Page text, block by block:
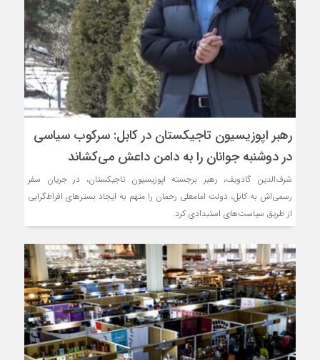
مذاکره تحمیلی، جنگ تحمیلی، صلح
رهبر اپوزیسیون تاجیکستان در کابل: سرکوب سیاسی
در دوشنبه جوانان را به دامن داعش می‌کشاند
شرف‌الدین گادویف، رهبر برجسته اپوزیسیون تاجیکستان، در جریان سفر
رسمی‌اش به کابل، دولت امامعلی رحمان را متهم به ایجاد بسترهای افراط‌گرایی
از طریق سیاست‌های استبدادی کرد.